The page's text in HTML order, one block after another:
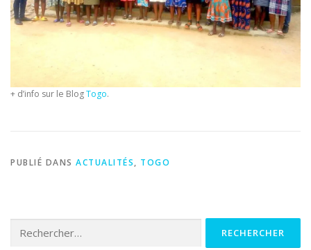
+ d’info sur le BlogTogo.
PUBLIÉ DANS ACTUALITÉS, TOGO